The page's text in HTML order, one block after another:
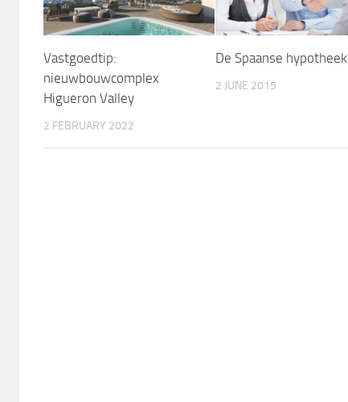
Vastgoedtip:
nieuwbouwcomplex
Higueron Valley
2 FEBRUARY 2022
De Spaanse hypotheek
2 JUNE 2015